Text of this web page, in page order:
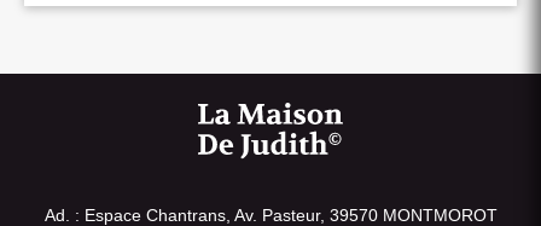
Ad. : Espace Chantrans, Av. Pasteur, 39570 MONTMOROT